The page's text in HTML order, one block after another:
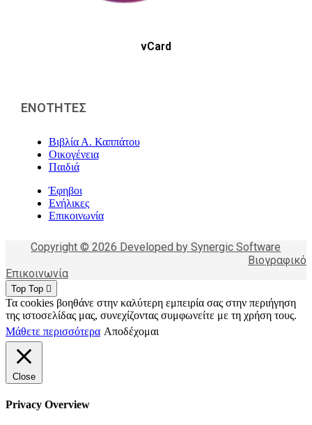
vCard
ΕΝΟΤΗΤΕΣ
Βιβλία Α. Καππάτου
Οικογένεια
Παιδιά
Έφηβοι
Ενήλικες
Επικοινωνία
Copyright © 2026 Developed by Synergic Software
Βιογραφικό
Επικοινωνία
Top Top
Τα cookies βοηθάνε στην καλύτερη εμπειρία σας στην περιήγηση
της ιστοσελίδας μας, συνεχίζοντας συμφωνείτε με τη χρήση τους.
Μάθετε περισσότερα Αποδέχομαι
Close
Privacy Overview